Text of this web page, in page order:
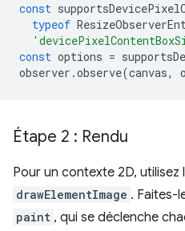
const
typeof
const options =
observer .observe(canvas,
Étape 2 : Rendu
Pour un contexte 2D, utilisez
drawElementImage . Faites-
paint , qui se déclenche